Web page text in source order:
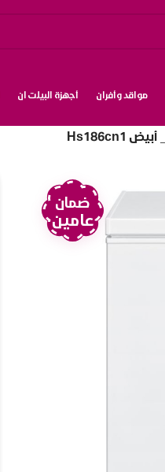
مواقد وأفران أجهزة البيلت ان
ضمان
عامين